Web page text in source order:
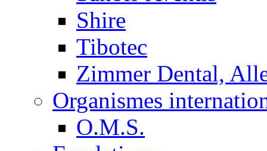
Shire
Tibotec
Zimmer Dental,
Organismes
O.M.S.